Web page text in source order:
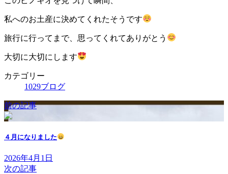
私へのお土産に決めてくれたそうです
旅行に行ってまで、思ってくれてありがとう
大切に大切にします
カテゴリー
1029ブログ
前の記事
４月になりました
2026年4月1日
次の記事